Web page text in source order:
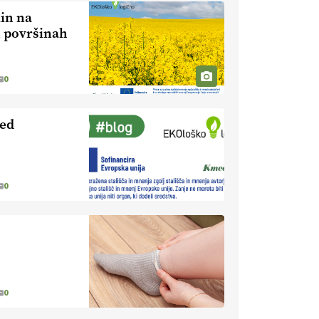
naravno peneče vino, tudi v
Sloveniji.
VEČ
https://t.co/9fpqD3fCrE @EUAgri
#IMCAP #CAP
https://t.co/iQ8HkdQnsD
20.07.2026
[EKOloško = LOGIČNO
]
Posestvo MonteMoro – ekološka
pridelava z mislijo na naravo.
https://t.co/Z7jXvK4gjr
@EUAgri #IMCAP #CAP
https://t.co/Bf31lnQSIb
15.07.2026
[EKOloško = LOGIČNO
]
Poleti pridelek rešujejo zdrava tla
in vlaga.
VEČ
https://t.co/qmMX2yevum @EUAgri
#IMCAP #CAP
na
0
0
0